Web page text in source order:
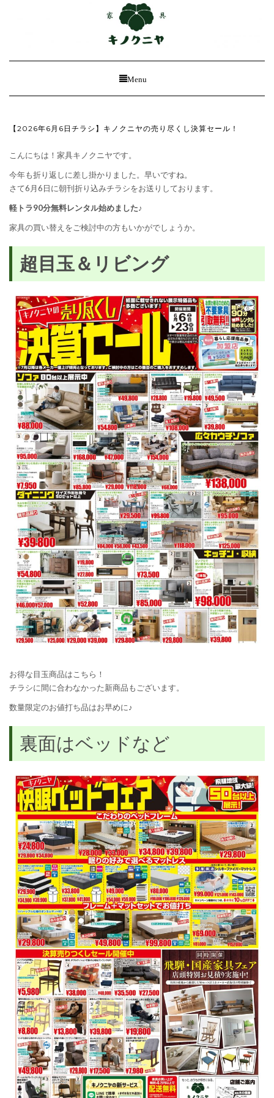
Toggle
Menu
【2026年6月6日チラシ】キノクニヤの売り尽くし決算セール！
こんにちは！家具キノクニヤです。
今年も折り返しに差し掛かりました。早いですね。
さて6月6日に朝刊折り込みチラシをお送りしております。
軽トラ90分無料レンタル始めました♪
家具の買い替えをご検討中の方もいかがでしょうか。
超目玉＆リビング
お得な目玉商品はこちら！
チラシに間に合わなかった新商品もございます。
数量限定のお値打ち品はお早めに♪
裏面はベッドなど